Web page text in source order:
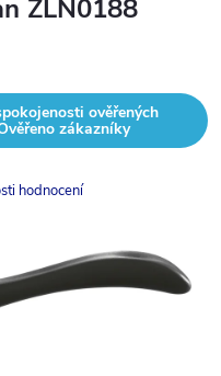
ZLN0188
ověřených
zákazníky
hodnocení